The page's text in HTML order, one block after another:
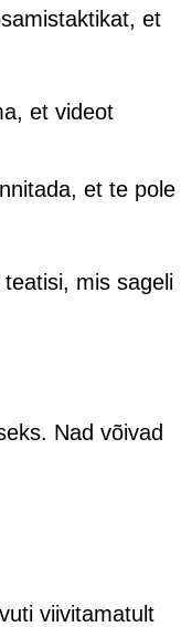
et
et videot
et te pole
mis sageli
Nad võivad
viivitamatult